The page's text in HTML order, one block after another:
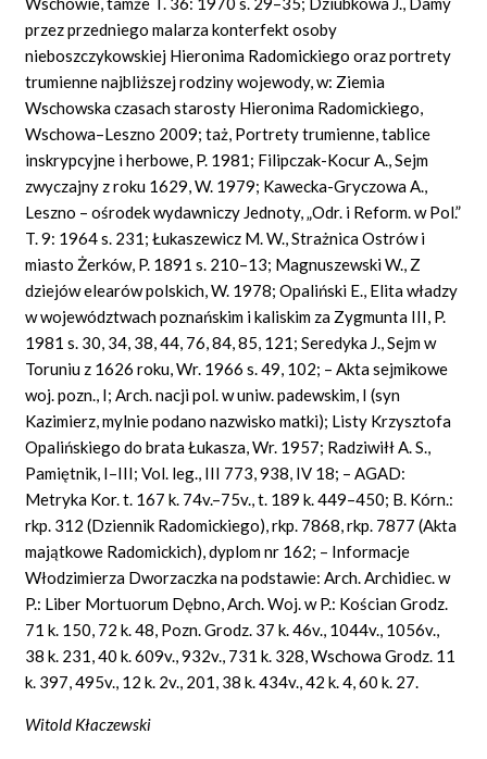
przez przedniego malarza konterfekt osoby
nieboszczykowskiej Hieronima Radomickiego oraz portrety
trumienne najbliższej rodziny wojewody, w: Ziemia
Wschowska czasach starosty Hieronima Radomickiego,
Wschowa–Leszno 2009; taż, Portrety trumienne, tablice
inskrypcyjne i herbowe, P. 1981; Filipczak-Kocur A., Sejm
zwyczajny z roku 1629, W. 1979; Kawecka-Gryczowa A.,
Leszno – ośrodek wydawniczy Jednoty, „Odr. i Reform. w Pol.”
T. 9: 1964 s. 231; Łukaszewicz M. W., Strażnica Ostrów i
miasto Żerków, P. 1891 s. 210–13; Magnuszewski W., Z
dziejów elearów polskich, W. 1978; Opaliński E., Elita władzy
w województwach poznańskim i kaliskim za Zygmunta III, P.
1981 s. 30, 34, 38, 44, 76, 84, 85, 121; Seredyka J., Sejm w
Toruniu z 1626 roku, Wr. 1966 s. 49, 102; – Akta sejmikowe
woj. pozn., I; Arch. nacji pol. w uniw. padewskim, I (syn
Kazimierz, mylnie podano nazwisko matki); Listy Krzysztofa
Opalińskiego do brata Łukasza, Wr. 1957; Radziwiłł A. S.,
Pamiętnik, I–III; Vol. leg., III 773, 938, IV 18; – AGAD:
Metryka Kor. t. 167 k. 74v.–75v., t. 189 k. 449–450; B. Kórn.:
rkp. 312 (Dziennik Radomickiego), rkp. 7868, rkp. 7877 (Akta
majątkowe Radomickich), dyplom nr 162; – Informacje
Włodzimierza Dworzaczka na podstawie: Arch. Archidiec. w
P.: Liber Mortuorum Dębno, Arch. Woj. w P.: Kościan Grodz.
71 k. 150, 72 k. 48, Pozn. Grodz. 37 k. 46v., 1044v., 1056v.,
38 k. 231, 40 k. 609v., 932v., 731 k. 328, Wschowa Grodz. 11
k. 397, 495v., 12 k. 2v., 201, 38 k. 434v., 42 k. 4, 60 k. 27.
Witold Kłaczewski